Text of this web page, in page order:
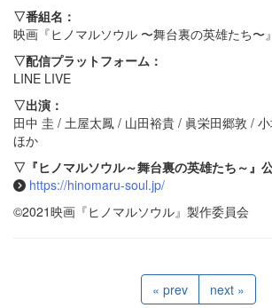
▽番組名：
映画『ヒノマルソウル 〜舞台裏の英雄たち〜
▽配信プラットフォーム：
LINE LIVE
▽出演：
田中 圭 / 土屋太鳳 / 山田裕貴 / 眞栄田郷敦 / 小
ほか
▽『ヒノマルソウル～舞台裏の英雄たち～』
https://hinomaru-soul.jp/
©2021映画『ヒノマルソウル』製作委員会
« prev next »